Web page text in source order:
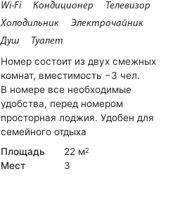
Wi-Fi Кондиционер
Телевизор
Холодильник
Электрочайник
Душ
Туалет
Номер состоит из двух смежных
комнат, вместимость −3 чел.
В номере все необходимые
удобства, перед номером
просторная лоджия. Удобен для
семейного отдыха
Площадь
22 м2
Мест 3